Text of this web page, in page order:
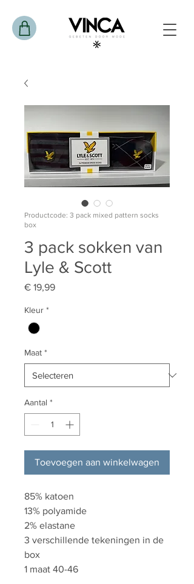
Productcode: 3 pack mixed pattern socks
box
3 pack sokken van
Lyle & Scott
€ 19,99Prijs
Kleur *
Maat *
Aantal *
Toevoegen aan winkelwagen
85% katoen
13% polyamide
2% elastane
3 verschillende tekeningen in de
box
1 maat 40-46